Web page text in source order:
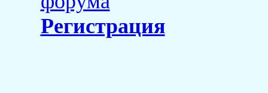
Регистрация